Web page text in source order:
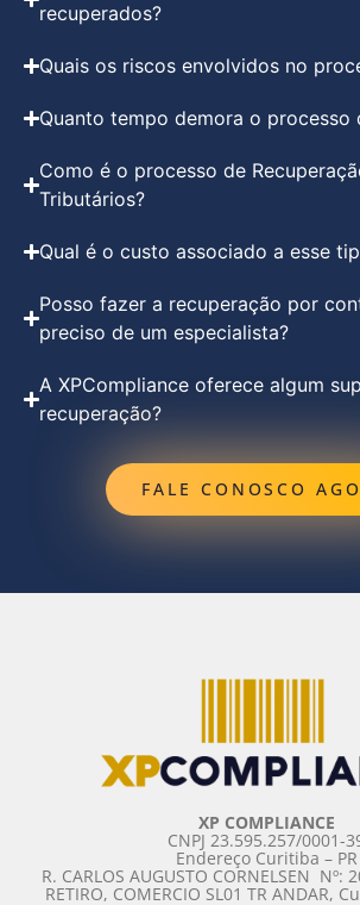
recuperados?
Quais os riscos envolvidos no
Quanto tempo demora o processo
Como é o processo de
Tributários?
Qual é o custo associado a esse
Posso fazer a recuperação por
preciso de um especialista?
A XPCompliance oferece algum
recuperação?
FALE CONOSCO
XP COMPLIANCE
CNPJ 23.595.257/0001-
Endereço Curitiba – PR
R. CARLOS AUGUSTO CORNELSEN ­ Nº:
RETIRO, COMERCIO SL01 TR ANDAR,